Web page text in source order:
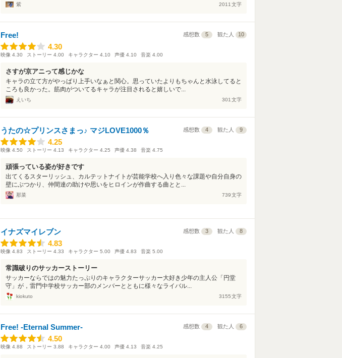
紫 2011 文字
Free! 感想数 5 観た人 10
4.30
4.30
映像 4.30 ストーリー 4.00 キャラクター 4.10 声優 4.10 音楽 4.00
さすが京アニって感じかな
キャラの立て方がやっぱり上手いなぁと関心。思っていたよりもちゃんと水泳してると
ころも良かった。筋肉がついてるキャラが注目されると嬉しいで...
えいち 301 文字
うたの☆プリンスさまっ♪ マジLOVE1000％ 感想数 4 観た人 9
4.25
4.25
映像 4.50 ストーリー 4.13 キャラクター 4.25 声優 4.38 音楽 4.75
頑張っている姿が好きです
出てくるスターリッシュ、カルテットナイトが芸能学校へ入り色々な課題や自分自身の
壁にぶつかり、仲間達の助けや思いをヒロインが作曲する曲とと...
那菜 739文字
イナズマイレブン 感想数 3 観た人 8
4.83
4.83
映像 4.83 ストーリー 4.33 キャラクター 5.00 声優 4.83 音楽 5.00
常識破りのサッカーストーリー
サッカーならではの魅力たっぷりのキャラクターサッカー大好き少年の主人公「円堂
守」が，雷門中学校サッカー部のメンバーとともに様々なライバル...
kiokuto 3155文字
Free! -Eternal Summer- 感想数 4 観た人 6
4.50
4.50
映像 4.88 ストーリー 3.88 キャラクター 4.00 声優 4.13 音楽 4.25